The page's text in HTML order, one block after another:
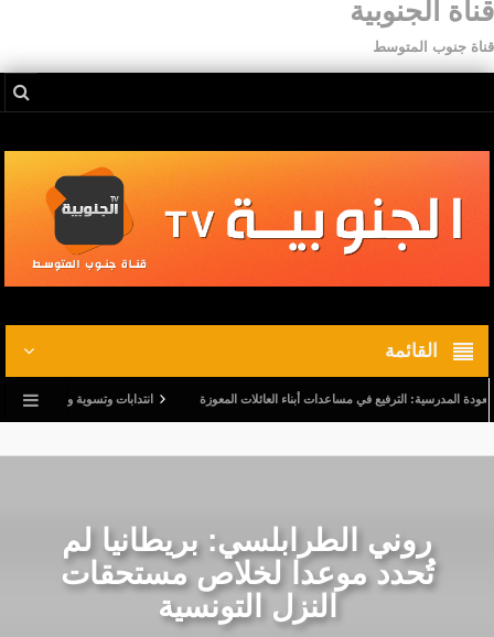
قناة الجنوبية
قناة جنوب المتوسط
القائمة
الترفيع في مساعدات أبناء العائلات المعوزة انتدابات وتسوية وضعيات.. وترفيع في
روني الطرابلسي: بريطانيا لم
تُحدد موعدا لخلاص مستحقات
النزل التونسية